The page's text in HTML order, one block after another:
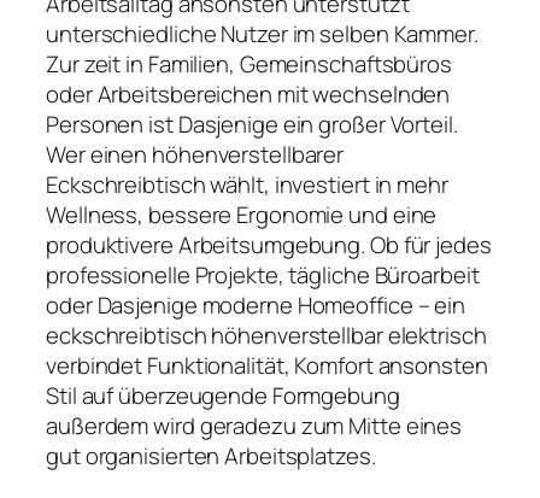
unterschiedliche Nutzer im selben Kammer.
Zur zeit in Familien, Gemeinschaftsbüros
oder Arbeitsbereichen mit wechselnden
Personen ist Dasjenige ein großer Vorteil.
Wer einen höhenverstellbarer
Eckschreibtisch wählt, investiert in mehr
Wellness, bessere Ergonomie und eine
produktivere Arbeitsumgebung. Ob für jedes
professionelle Projekte, tägliche Büroarbeit
oder Dasjenige moderne Homeoffice – ein
eckschreibtisch höhenverstellbar elektrisch
verbindet Funktionalität, Komfort ansonsten
Stil auf überzeugende Formgebung
außerdem wird geradezu zum Mitte eines
gut organisierten Arbeitsplatzes.